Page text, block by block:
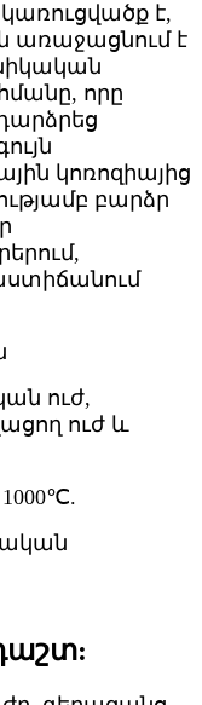
է,
առաջացնում է
որը
կոռոզիայից
բարձր
ուժ,
ուժ և